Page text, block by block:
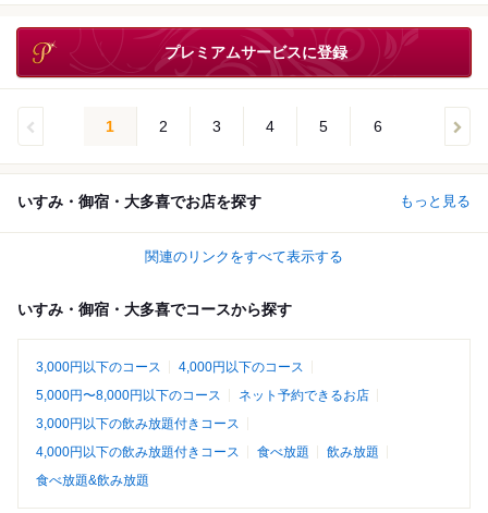
プレミアムサービスに登録
1 2 3 4 5 6
いすみ・御宿・大多喜でお店を探す もっと見る
関連のリンクをすべて表示する
いすみ・御宿・大多喜でコースから探す
3,000円以下のコース
4,000円以下のコース
5,000円〜8,000円以下のコース
ネット予約できるお店
3,000円以下の飲み放題付きコース
4,000円以下の飲み放題付きコース
食べ放題
飲み放題
食べ放題&飲み放題